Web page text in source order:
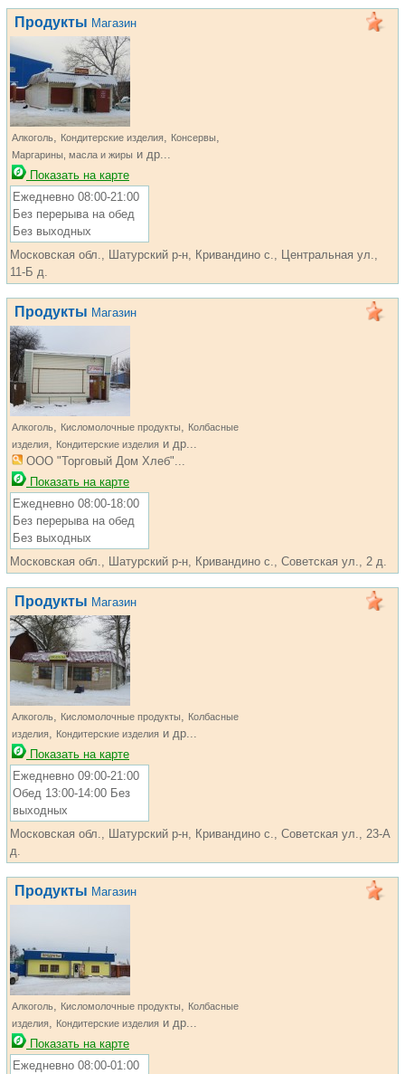
Продукты Магазин
Алкоголь, Кондитерские изделия, Консервы,
Маргарины, масла и жиры и др...
Показать на карте
Ежедневно 08:00-21:00
Без перерыва на обед
Без выходных
Московская обл., Шатурский р-н, Кривандино с., Центральная ул.,
11-Б д.
Продукты Магазин
Алкоголь, Кисломолочные продукты, Колбасные
изделия, Кондитерские изделия и др...
ООО "Торговый Дом Хлеб"...
Показать на карте
Ежедневно 08:00-18:00
Без перерыва на обед
Без выходных
Московская обл., Шатурский р-н, Кривандино с., Советская ул., 2 д.
Продукты Магазин
Алкоголь, Кисломолочные продукты, Колбасные
изделия, Кондитерские изделия и др...
Показать на карте
Ежедневно 09:00-21:00
Обед 13:00-14:00 Без
выходных
Московская обл., Шатурский р-н, Кривандино с., Советская ул., 23-А
д.
Продукты Магазин
Алкоголь, Кисломолочные продукты, Колбасные
изделия, Кондитерские изделия и др...
Показать на карте
Ежедневно 08:00-01:00